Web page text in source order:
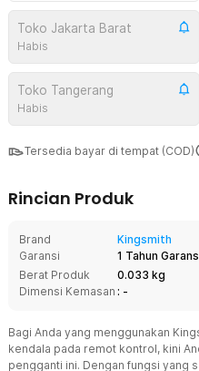
Toko Jakarta Barat
Habis
Toko Tangerang
Habis
Tersedia bayar di tempat (COD)
Rincian Produk
Brand
Kingsmith
Garansi
1 Tahun
Berat Produk
0.033 kg
Dimensi Kemasan : -
Bagi Anda yang menggunakan
kendala pada remot kontrol, kini
pengganti ini. Dengan fungsi yang